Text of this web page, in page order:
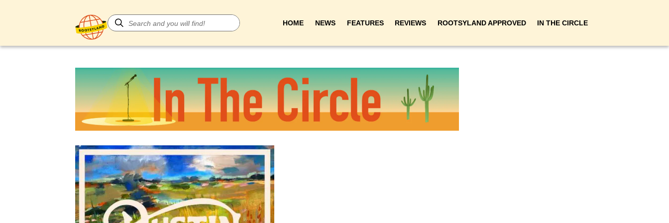
HOME NEWS FEATURES REVIEWS ROOTSYLAND APPROVED IN THE CIRCLE